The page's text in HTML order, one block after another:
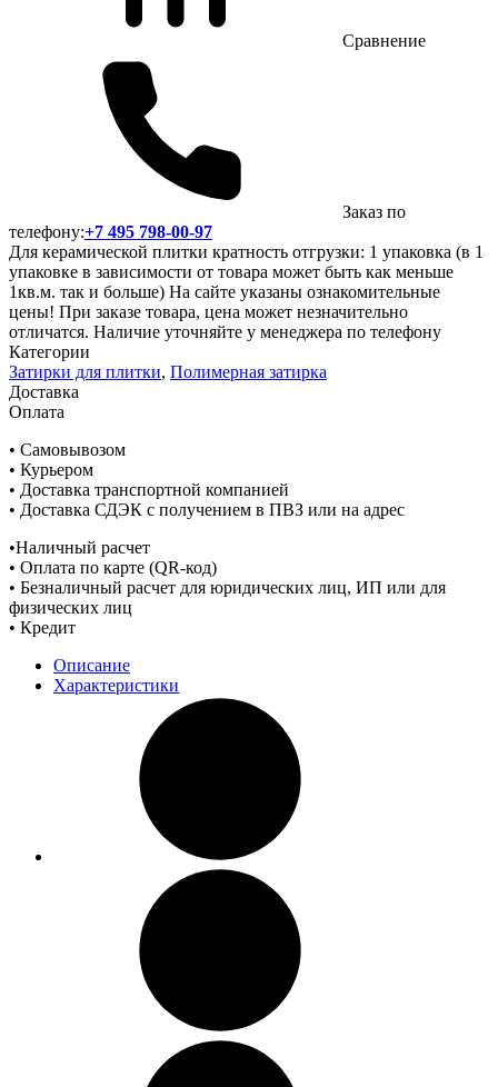
Сравнение
Заказ по
телефону:+7 495 798-00-97
Для керамической плитки кратность отгрузки: 1 упаковка (в 1
упаковке в зависимости от товара может быть как меньше
1кв.м. так и больше) На сайте указаны ознакомительные
цены! При заказе товара, цена может незначительно
отличатся. Наличие уточняйте у менеджера по телефону
Категории
Затирки для плитки, Полимерная затирка
Доставка
Оплата
• Самовывозом
• Курьером
• Доставка транспортной компанией
• Доставка СДЭК с получением в ПВЗ или на адрес
•Наличный расчет
• Оплата по карте (QR-код)
• Безналичный расчет для юридических лиц, ИП или для
физических лиц
• Кредит
Описание
Характеристики